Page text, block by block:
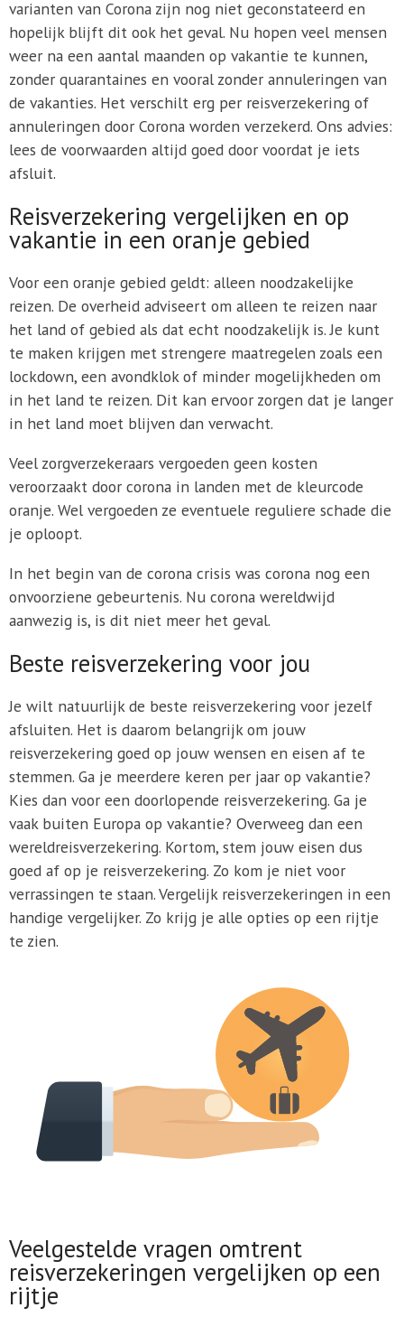
varianten van Corona zijn nog niet geconstateerd en
hopelijk blijft dit ook het geval. Nu hopen veel mensen
weer na een aantal maanden op vakantie te kunnen,
zonder quarantaines en vooral zonder annuleringen van
de vakanties. Het verschilt erg per reisverzekering of
annuleringen door Corona worden verzekerd. Ons advies:
lees de voorwaarden altijd goed door voordat je iets
afsluit.
Reisverzekering vergelijken en op
vakantie in een oranje gebied
Voor een oranje gebied geldt: alleen noodzakelijke
reizen. De overheid adviseert om alleen te reizen naar
het land of gebied als dat echt noodzakelijk is. Je kunt
te maken krijgen met strengere maatregelen zoals een
lockdown, een avondklok of minder mogelijkheden om
in het land te reizen. Dit kan ervoor zorgen dat je langer
in het land moet blijven dan verwacht.
Veel zorgverzekeraars vergoeden geen kosten
veroorzaakt door corona in landen met de kleurcode
oranje. Wel vergoeden ze eventuele reguliere schade die
je oploopt.
In het begin van de corona crisis was corona nog een
onvoorziene gebeurtenis. Nu corona wereldwijd
aanwezig is, is dit niet meer het geval.
Beste reisverzekering voor jou
Je wilt natuurlijk de beste reisverzekering voor jezelf
afsluiten. Het is daarom belangrijk om jouw
reisverzekering goed op jouw wensen en eisen af te
stemmen. Ga je meerdere keren per jaar op vakantie?
Kies dan voor een doorlopende reisverzekering. Ga je
vaak buiten Europa op vakantie? Overweeg dan een
wereldreisverzekering. Kortom, stem jouw eisen dus
goed af op je reisverzekering. Zo kom je niet voor
verrassingen te staan. Vergelijk reisverzekeringen in een
handige vergelijker. Zo krijg je alle opties op een rijtje
te zien.
Veelgestelde vragen omtrent
reisverzekeringen vergelijken op een
rijtje